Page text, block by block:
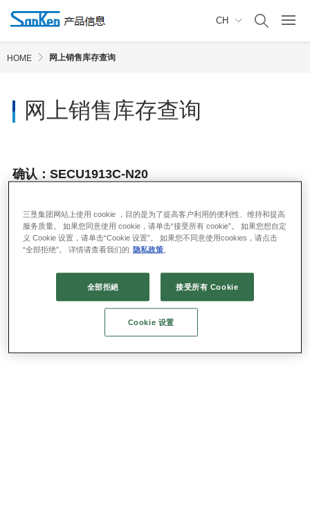
CH
HOME 网上销售库存查询
网上销售库存查询
确认：SECU1913C-N20
三垦集团网站上使用 cookie ，目的是为了提高客户利用的便利性、维持和提高
服务质量。 如果您同意使用 cookie，请单击“接受所有 cookie”。 如果您想自定
义 Cookie 设置，请单击“Cookie 设置”。 如果您不同意使用cookies，请点击
“全部拒绝”。 详情请查看我们的 隐私政策
全部拒絕 接受所有 Cookie
Cookie 设置